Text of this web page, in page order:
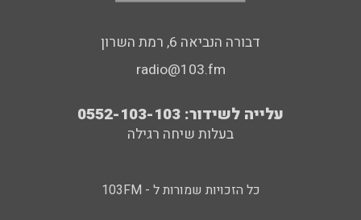
דבורה הנביאה 6, רמת השרון
radio@103.fm
עלייה לשידור: 0552-103-103
בעלות שיחה רגילה
כל הזכויות שמורות ל - 103FM